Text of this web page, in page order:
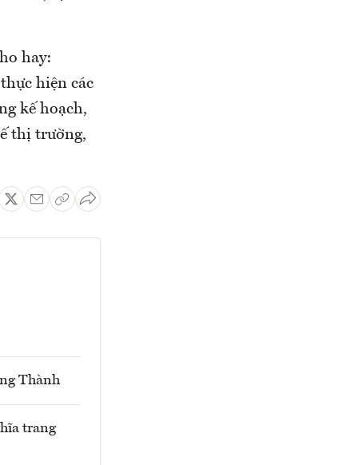
hay:
hiện các
kế hoạch,
thị trường,
Thành
trang